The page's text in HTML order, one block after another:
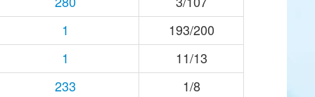
1
193/200
1
11/13
233
1/8